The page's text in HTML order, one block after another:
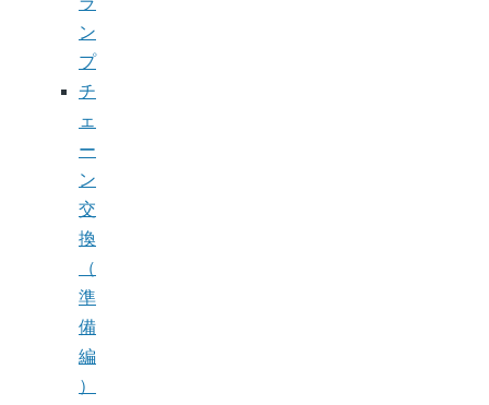
ン
プ
チ
ェ
ー
ン
交
換
（
準
備
編
）